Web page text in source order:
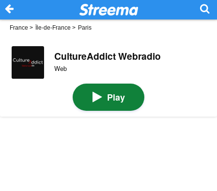
France > Île-de-France > Paris
CultureAddict Webradio
Web
Play